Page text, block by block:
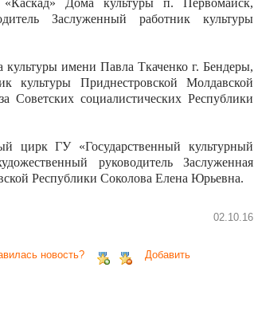
Дома культуры п. Первомайск,
Заслуженный работник культуры
имени Павла Ткаченко г. Бендеры,
культуры Приднестровской Молдавской
Советских социалистических Республики
цирк ГУ «Государственный культурный
руководитель Заслуженная
Республики Соколова Елена Юрьевна.
02.10.16
новость?
Добавить